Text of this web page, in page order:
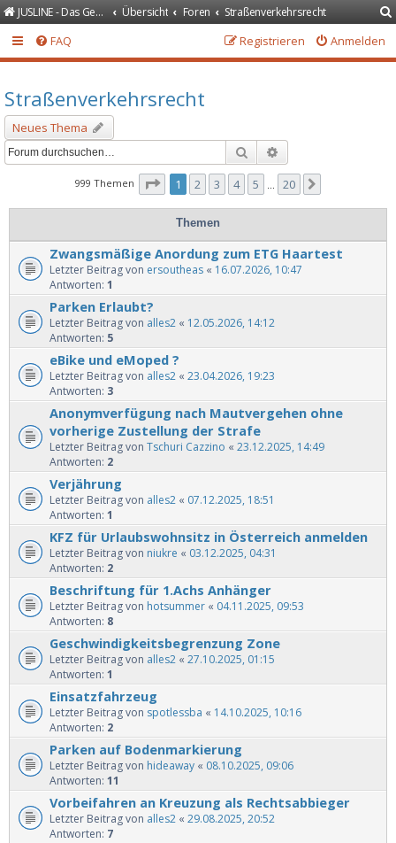
JUSLINE - Das Gesetzeportal Übersicht Foren Straßenverkehrsrecht
FAQ Anmelden
Registrieren
Straßenverkehrsrecht
Neues Thema
Suche
999 Themen Seite 1von 20
1 2 3 4 5 20
Themen
Zwangsmäßige Anordung zum ETG Haartest
Letzter Beitrag von ersoutheas « 16.07.2026, 10:47
Antworten: 1
Parken Erlaubt?
Letzter Beitrag von alles2 « 12.05.2026, 14:12
Antworten: 5
eBike und eMoped ?
Letzter Beitrag von alles2 « 23.04.2026, 19:23
Antworten: 3
Anonymverfügung nach Mautvergehen ohne
vorherige Zustellung der Strafe
Letzter Beitrag von Tschuri Cazzino « 23.12.2025, 14:49
Antworten: 2
Verjährung
Letzter Beitrag von alles2 « 07.12.2025, 18:51
Antworten: 1
KFZ für Urlaubswohnsitz in Österreich anmelden
Letzter Beitrag von niukre « 03.12.2025, 04:31
Antworten: 2
Beschriftung für 1.Achs Anhänger
Letzter Beitrag von hotsummer « 04.11.2025, 09:53
Antworten: 8
Geschwindigkeitsbegrenzung Zone
Letzter Beitrag von alles2 « 27.10.2025, 01:15
Antworten: 1
Einsatzfahrzeug
Letzter Beitrag von spotlessba « 14.10.2025, 10:16
Antworten: 2
Parken auf Bodenmarkierung
Letzter Beitrag von hideaway « 08.10.2025, 09:06
Antworten: 11
Vorbeifahren an Kreuzung als Rechtsabbieger
Letzter Beitrag von alles2 « 29.08.2025, 20:52
Antworten: 7